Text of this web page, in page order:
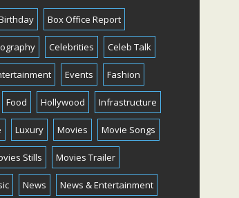
Box Office Report
Celebrities Celeb Talk
Events Fashion
Food Hollywood Infrastructure
Luxury Movies Movie Songs
Stills Movies Trailer
News News & Entertainment